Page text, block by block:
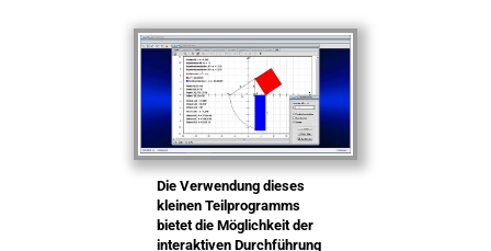
Die Verwendung dieses
kleinen Teilprogramms
bietet die Möglichkeit der
interaktiven Durchführung